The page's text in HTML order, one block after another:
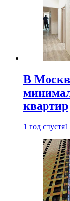
В
квартир
1 год спустя